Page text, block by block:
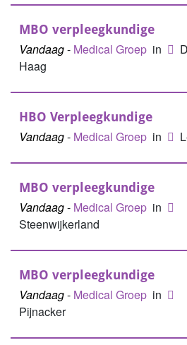
MBO verpleegkundige
Vandaag- Medical Groep in
Haag
HBO Verpleegkundige
Vandaag- Medical Groep in
MBO verpleegkundige
Vandaag- Medical Groep in
Steenwijkerland
MBO verpleegkundige
Vandaag- Medical Groep in
Pijnacker